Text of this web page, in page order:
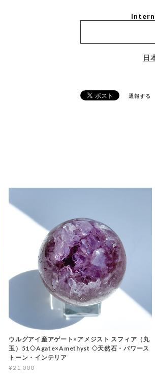
日
通報する
ウルグアイ産アゲート×アメジスト スフィア（丸
玉）51◇Agate×Amethyst ◇天然石・パワース
トーン・インテリア
¥21,000